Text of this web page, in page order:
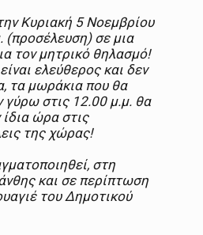
Κυριακή 5 Νοεμβρίου
(προσέλευση) σε μια
τον μητρικό θηλασμό!
ελεύθερος και δεν
τα μωράκια που θα
γύρω στις 12.00 μ.μ. θα
ώρα στις
της χώρας!
στη
και σε περίπτωση
του Δημοτικού